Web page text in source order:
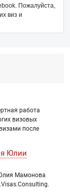
Пожалуйста,
виз и
работа
визовых
после
Юлии
Мамонова